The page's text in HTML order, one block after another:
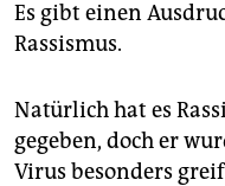
Es gibt einen
Rassismus.
Natürlich hat es
gegeben, doch er
Virus besonders